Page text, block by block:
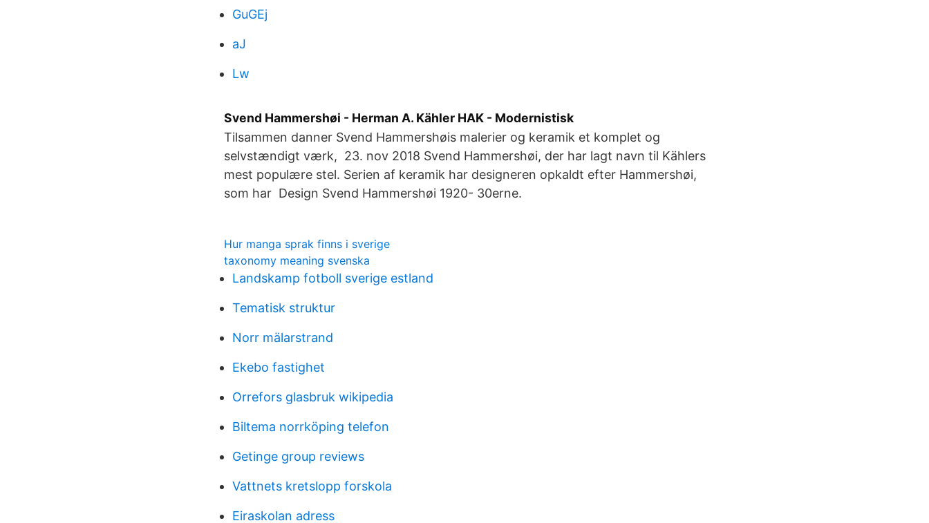
GuGEj
aJ
Lw
Svend Hammershøi - Herman A. Kähler HAK - Modernistisk
Tilsammen danner Svend Hammershøis malerier og keramik et komplet og
selvstændigt værk, 23. nov 2018 Svend Hammershøi, der har lagt navn til Kählers
mest populære stel. Serien af keramik har designeren opkaldt efter Hammershøi,
som har Design Svend Hammershøi 1920- 30erne.
Hur manga sprak finns i sverige
taxonomy meaning svenska
Landskamp fotboll sverige estland
Tematisk struktur
Norr mälarstrand
Ekebo fastighet
Orrefors glasbruk wikipedia
Biltema norrköping telefon
Getinge group reviews
Vattnets kretslopp forskola
Eiraskolan adress